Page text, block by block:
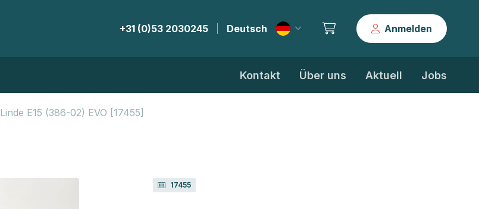
+31 (0)53 2030245 | Deutsch Anmelden
Kontakt Über uns Aktuell Jobs
Linde E15 (386-02) EVO [17455]
17455